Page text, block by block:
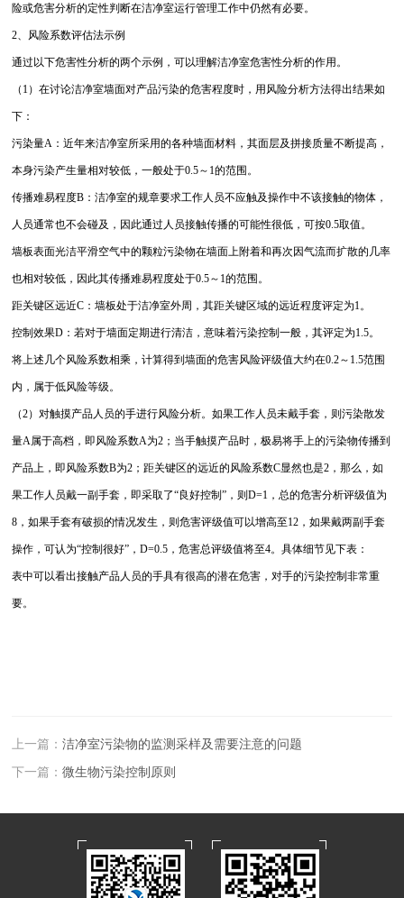
险或危害分析的定性判断在洁净室运行管理工作中仍然有必要。
2、风险系数评估法示例
通过以下危害性分析的两个示例，可以理解洁净室危害性分析的作用。
（1）在讨论洁净室墙面对产品污染的危害程度时，用风险分析方法得出结果如
下：
污染量A：近年来洁净室所采用的各种墙面材料，其面层及拼接质量不断提高，
本身污染产生量相对较低，一般处于0.5～1的范围。
传播难易程度B：洁净室的规章要求工作人员不应触及操作中不该接触的物体，
人员通常也不会碰及，因此通过人员接触传播的可能性很低，可按0.5取值。
墙板表面光洁平滑空气中的颗粒污染物在墙面上附着和再次因气流而扩散的几率
也相对较低，因此其传播难易程度处于0.5～1的范围。
距关键区远近C：墙板处于洁净室外周，其距关键区域的远近程度评定为1。
控制效果D：若对于墙面定期进行清洁，意味着污染控制一般，其评定为1.5。
将上述几个风险系数相乘，计算得到墙面的危害风险评级值大约在0.2～1.5范围
内，属于低风险等级。
（2）对触摸产品人员的手进行风险分析。如果工作人员未戴手套，则污染散发
量A属于高档，即风险系数A为2；当手触摸产品时，极易将手上的污染物传播到
产品上，即风险系数B为2；距关键区的远近的风险系数C显然也是2，那么，如
果工作人员戴一副手套，即采取了“良好控制”，则D=1，总的危害分析评级值为
8，如果手套有破损的情况发生，则危害评级值可以增高至12，如果戴两副手套
操作，可认为“控制很好”，D=0.5，危害总评级值将至4。具体细节见下表：
表中可以看出接触产品人员的手具有很高的潜在危害，对手的污染控制非常重
要。
上一篇：洁净室污染物的监测采样及需要注意的问题
下一篇：微生物污染控制原则